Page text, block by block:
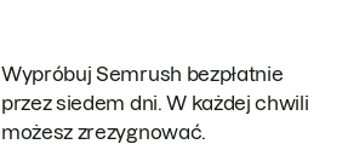
Wypróbuj Semrush bezpłatnie
przez siedem dni. W każdej chwili
możesz zrezygnować.